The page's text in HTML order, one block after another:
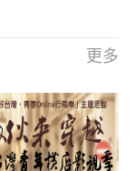
更多